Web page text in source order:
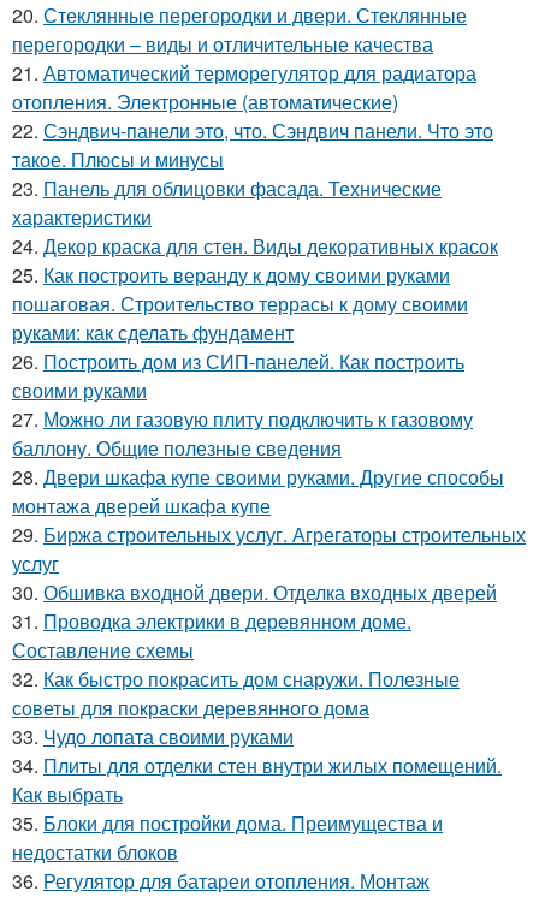
20. Стеклянные перегородки и двери. Стеклянные
перегородки – виды и отличительные качества
21. Автоматический терморегулятор для радиатора
отопления. Электронные (автоматические)
22. Сэндвич-панели это, что. Сэндвич панели. Что это
такое. Плюсы и минусы
23. Панель для облицовки фасада. Технические
характеристики
24. Декор краска для стен. Виды декоративных красок
25. Как построить веранду к дому своими руками
пошаговая. Строительство террасы к дому своими
руками: как сделать фундамент
26. Построить дом из СИП-панелей. Как построить
своими руками
27. Можно ли газовую плиту подключить к газовому
баллону. Общие полезные сведения
28. Двери шкафа купе своими руками. Другие способы
монтажа дверей шкафа купе
29. Биржа строительных услуг. Агрегаторы строительных
услуг
30. Обшивка входной двери. Отделка входных дверей
31. Проводка электрики в деревянном доме.
Составление схемы
32. Как быстро покрасить дом снаружи. Полезные
советы для покраски деревянного дома
33. Чудо лопата своими руками
34. Плиты для отделки стен внутри жилых помещений.
Как выбрать
35. Блоки для постройки дома. Преимущества и
недостатки блоков
36. Регулятор для батареи отопления. Монтаж